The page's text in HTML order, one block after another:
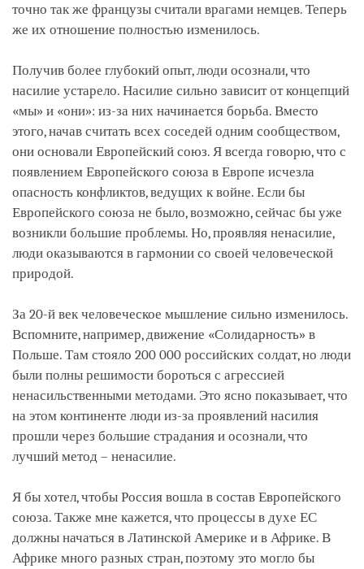
точно так же французы считали врагами немцев. Теперь
же их отношение полностью изменилось.
Получив более глубокий опыт, люди осознали, что
насилие устарело. Насилие сильно зависит от концепций
«мы» и «они»: из-за них начинается борьба. Вместо
этого, начав считать всех соседей одним сообществом,
они основали Европейский союз. Я всегда говорю, что с
появлением Европейского союза в Европе исчезла
опасность конфликтов, ведущих к войне. Если бы
Европейского союза не было, возможно, сейчас бы уже
возникли большие проблемы. Но, проявляя ненасилие,
люди оказываются в гармонии со своей человеческой
природой.
За 20-й век человеческое мышление сильно изменилось.
Вспомните, например, движение «Солидарность» в
Польше. Там стояло 200 000 российских солдат, но люди
были полны решимости бороться с агрессией
ненасильственными методами. Это ясно показывает, что
на этом континенте люди из-за проявлений насилия
прошли через большие страдания и осознали, что
лучший метод – ненасилие.
Я бы хотел, чтобы Россия вошла в состав Европейского
союза. Также мне кажется, что процессы в духе ЕС
должны начаться в Латинской Америке и в Африке. В
Африке много разных стран, поэтому это могло бы